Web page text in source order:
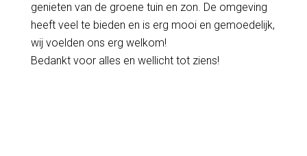
genieten van de groene tuin en zon. De omgeving
heeft veel te bieden en is erg mooi en gemoedelijk,
wij voelden ons erg welkom!
Bedankt voor alles en wellicht tot ziens!